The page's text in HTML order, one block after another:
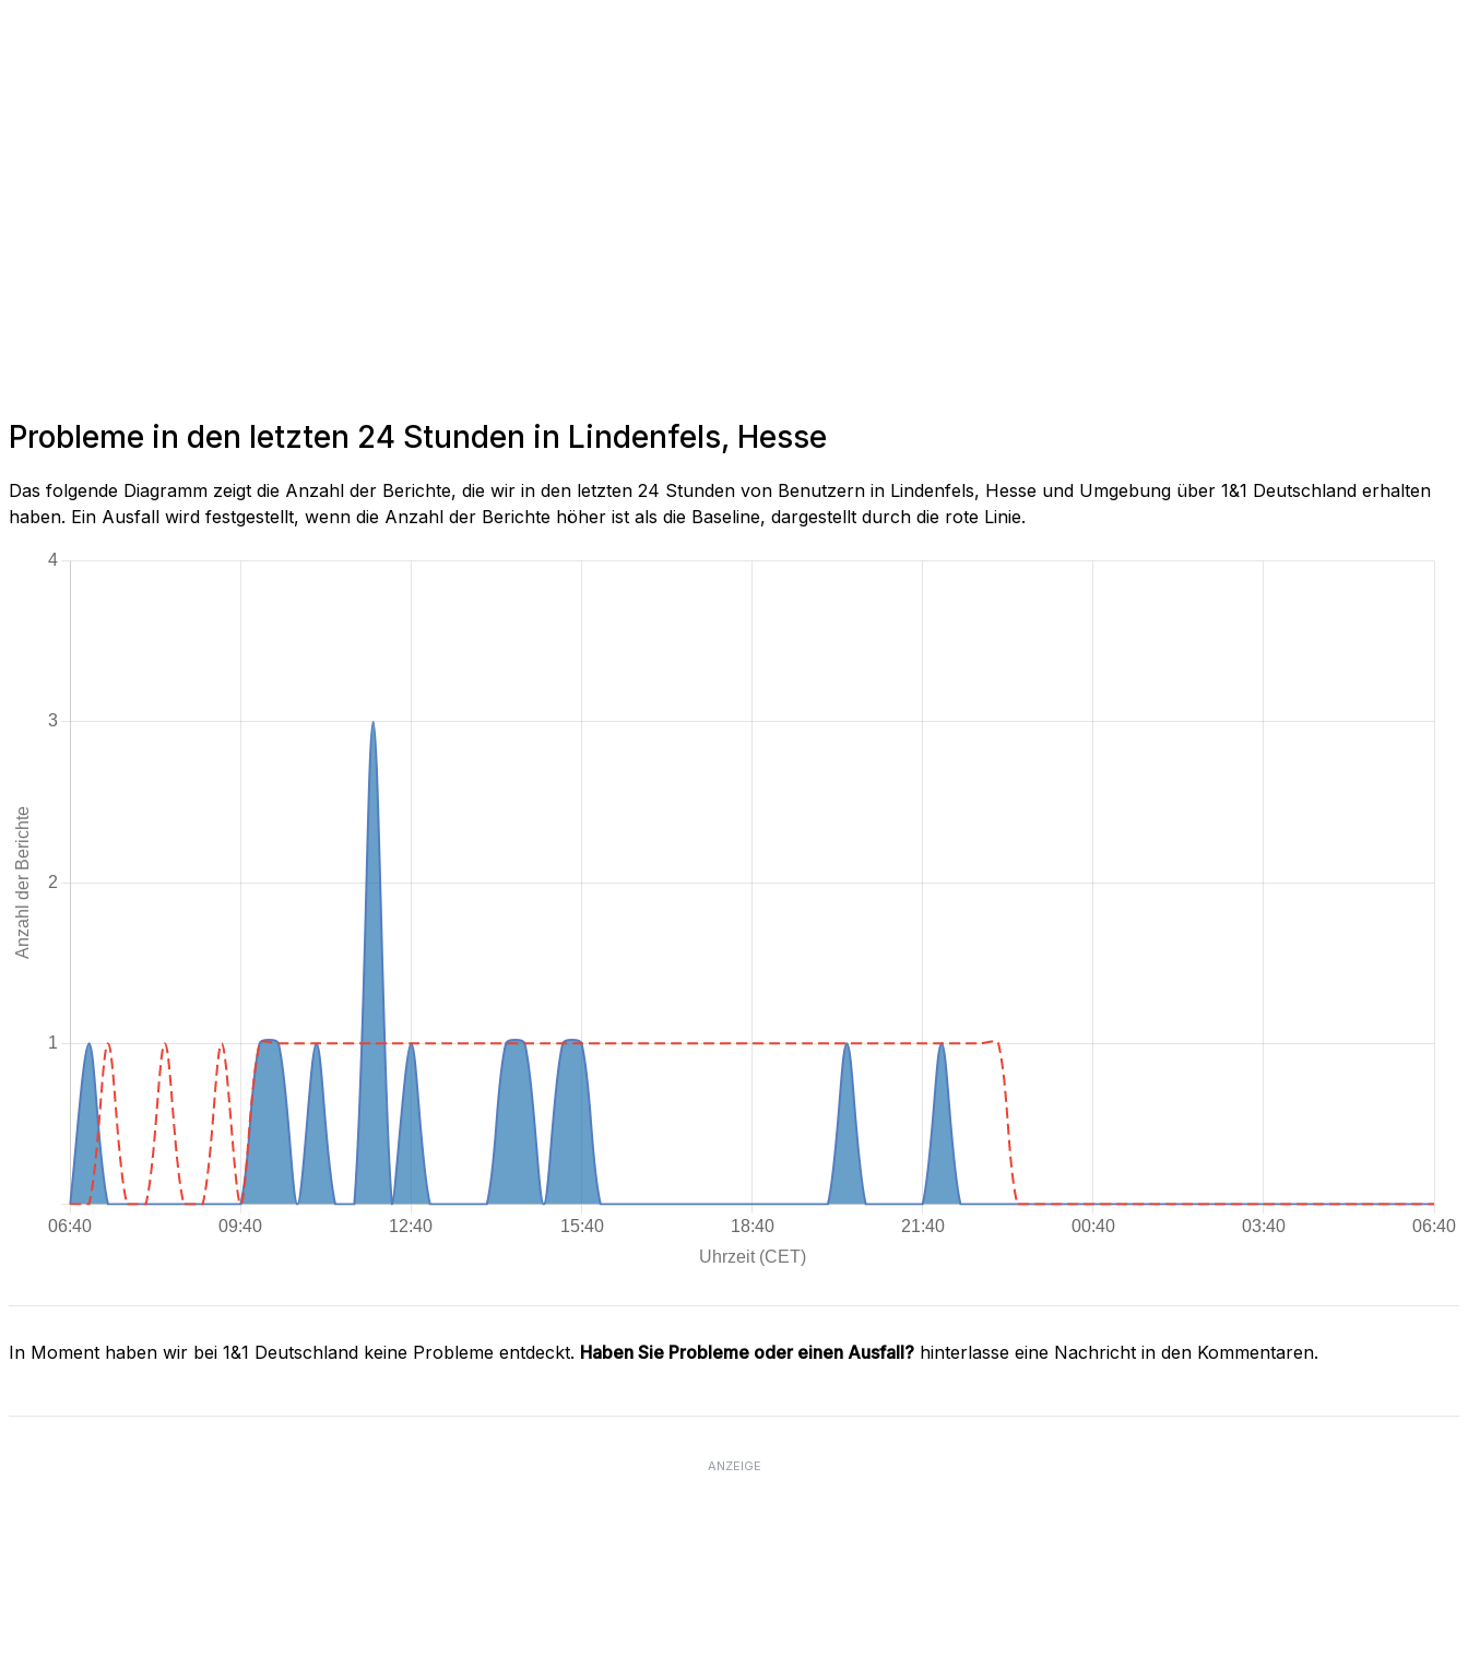
Probleme in den letzten 24 Stunden in Lindenfels, Hesse
Das folgende Diagramm zeigt die Anzahl der Berichte, die wir in den letzten 24 Stunden von Benutzern in Lindenfels, Hesse und Umgebung über 1&1 Deutschland erhalten
haben. Ein Ausfall wird festgestellt, wenn die Anzahl der Berichte höher ist als die Baseline, dargestellt durch die rote Linie.
In Moment haben wir bei 1&1 Deutschland keine Probleme entdeckt. Haben Sie Probleme oder einen Ausfall? hinterlasse eine Nachricht in den Kommentaren.
ANZEIGE